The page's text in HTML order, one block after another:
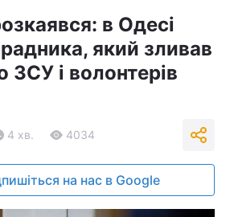
в Одесі
який зливав
ЗСУ і волонтерів
4 хв. 4034
на нас в Google